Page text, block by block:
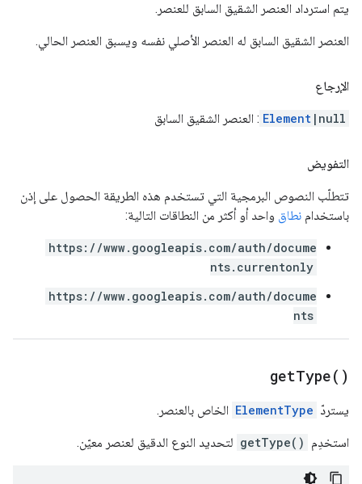
يتم استرداد العنصر الشقيق السابق للعنصر.
العنصر الشقيق السابق له العنصر الأصلي نفسه ويسبق العنصر الحالي.
الإرجاع
Element |null : العنصر الشقيق السابق
التفويض
تتطلّب النصوص البرمجية التي تستخدم هذه الطريقة الحصول على إذن
باستخدام نطاق واحد أو أكثر من النطاقات التالية:
https://www.googleapis.com/auth/docume
nts.currentonly
https://www.googleapis.com/auth/docume
nts
getType( )
يستردّ ElementType الخاص بالعنصر.
استخدِم getType() لتحديد النوع الدقيق لعنصر معيّن.